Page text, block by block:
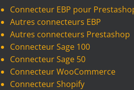
Connecteur EBP pour
Autres connecteurs EBP
Autres connecteurs Prestashop
Connecteur Sage 100
Connecteur Sage 50
Connecteur WooCommerce
Connecteur Shopify